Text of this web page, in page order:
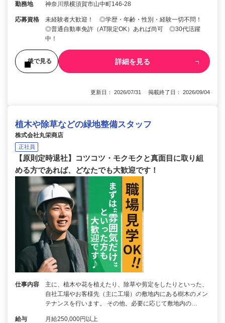
勤務地 神奈川県横須賀市山中町146-28
応募資格
未経験者大歓迎！ ◎学歴・年齢・性別・経験一切不問！
◎普通自動車免許（AT限定OK）あれば尚可 ◎30代活躍
中！
後で見る 詳細を見る
更新日： 2026/07/31 掲載終了日： 2026/09/04
植木や除草などの緑地整備スタッフ
株式会社丸栄商店
正社員
【原則定時退社】コツコツ・モクモクと真面目に取り組
める方であれば、どなたでも大歓迎です！
仕事内容
主に、植木や花を植えたり、除草や剪定をしたりといった、
自社工場やお客様先（主に工場）の敷地内にある樹木のメン
テナンスを行います。 その他、必要に応じて敷地内の…
給与 月給250,000円以上